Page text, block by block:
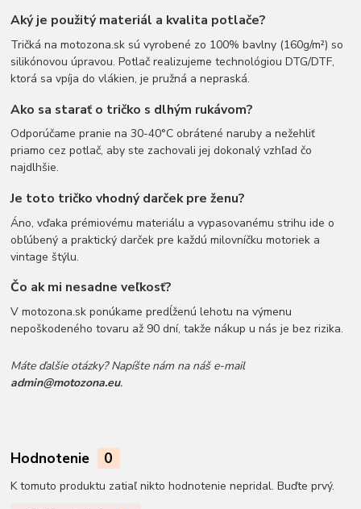
Aký je použitý materiál a kvalita potlače?
Tričká na motozona.sk sú vyrobené zo 100% bavlny (160g/m²) so
silikónovou úpravou. Potlač realizujeme technológiou DTG/DTF,
ktorá sa vpíja do vlákien, je pružná a nepraská.
Ako sa starať o tričko s dlhým rukávom?
Odporúčame pranie na 30-40°C obrátené naruby a nežehliť
priamo cez potlač, aby ste zachovali jej dokonalý vzhľad čo
najdlhšie.
Je toto tričko vhodný darček pre ženu?
Áno, vďaka prémiovému materiálu a vypasovanému strihu ide o
obľúbený a praktický darček pre každú milovníčku motoriek a
vintage štýlu.
Čo ak mi nesadne veľkosť?
V motozona.sk ponúkame predĺženú lehotu na výmenu
nepoškodeného tovaru až 90 dní, takže nákup u nás je bez rizika.
Máte ďalšie otázky? Napíšte nám na náš e-mail
admin@motozona.eu.
Hodnotenie 0
K tomuto produktu zatiaľ nikto hodnotenie nepridal. Buďte prvý.